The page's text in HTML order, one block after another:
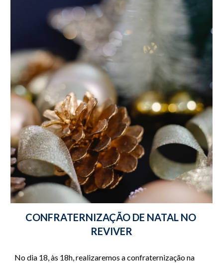
CONFRATERNIZAÇÃO DE NATAL NO
REVIVER
No dia 18, às 18h, realizaremos a confraternização na